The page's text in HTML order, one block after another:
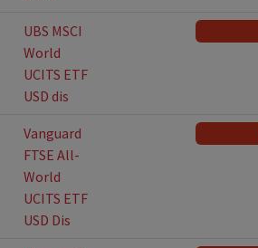
UBS MSCI
World
UCITS ETF
USD dis
Vanguard
FTSE All-
World
UCITS ETF
USD Dis